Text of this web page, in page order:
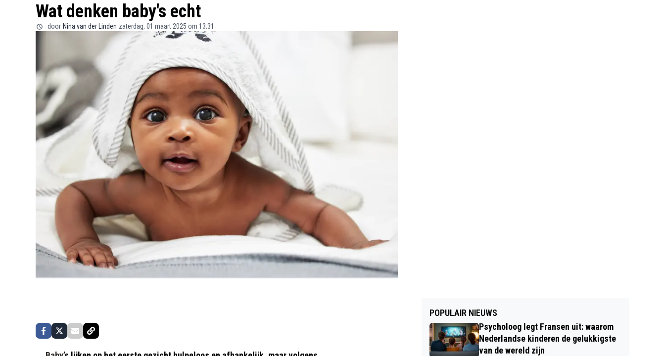
Wat denken baby's echt
door Nina van der Linden zaterdag, 01 maart 2025 om 13:31
POPULAIR NIEUWS
Psycholoog legt Fransen uit: waarom
Nederlandse kinderen de gelukkigste
van de wereld zijn